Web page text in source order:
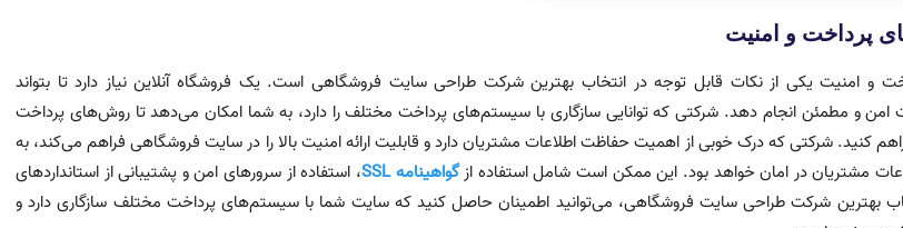
پرداخت و امنیت
و امنیت یکی از نکات قابل توجه در انتخاب بهترین شرکت طراحی سایت فروشگاهی است. یک فروشگاه آنلاین نیاز دارد تا بتواند
امن و مطمئن انجام دهد. شرکتی که توانایی سازگاری با سیستم‌های پرداخت مختلف را دارد، به شما امکان می‌دهد تا روش‌های پرداخت
کنید. شرکتی که درک خوبی از اهمیت حفاظت اطلاعات مشتریان دارد و قابلیت ارائه امنیت بالا را در سایت فروشگاهی فراهم می‌کند، به
مشتریان در امان خواهد بود. این ممکن است شامل استفاده ازگواهینامه SSL
، استفاده از سرورهای امن و پشتیبانی از استانداردهای
بهترین شرکت طراحی سایت فروشگاهی، می‌توانید اطمینان حاصل کنید که سایت شما با سیستم‌های پرداخت مختلف سازگاری دارد و